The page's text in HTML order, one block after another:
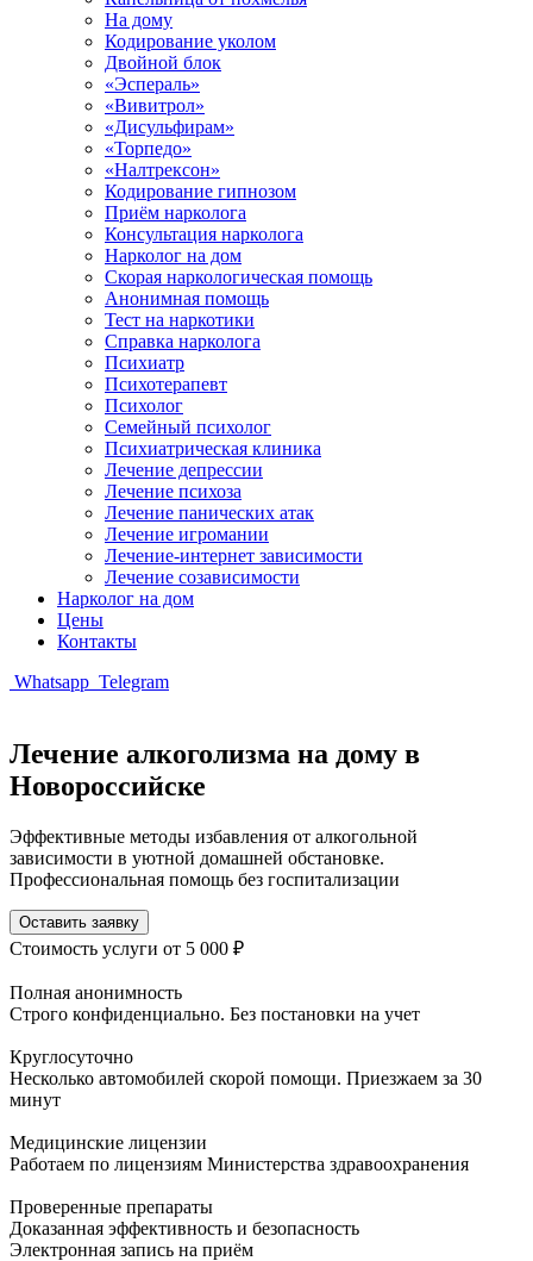
На дому
Кодирование уколом
Двойной блок
«Эспераль»
«Вивитрол»
«Дисульфирам»
«Торпедо»
«Налтрексон»
Кодирование гипнозом
Приём нарколога
Консультация нарколога
Нарколог на дом
Скорая наркологическая помощь
Анонимная помощь
Тест на наркотики
Справка нарколога
Психиатр
Психотерапевт
Психолог
Семейный психолог
Психиатрическая клиника
Лечение депрессии
Лечение психоза
Лечение панических атак
Лечение игромании
Лечение-интернет зависимости
Лечение созависимости
Нарколог на дом
Цены
Контакты
Whatsapp Telegram
Лечение алкоголизма на дому в
Новороссийске
Эффективные методы избавления от алкогольной
зависимости в уютной домашней обстановке.
Профессиональная помощь без госпитализации
Оставить заявку
Стоимость услуги от 5 000 ₽
Полная анонимность
Строго конфиденциально. Без постановки на учет
Круглосуточно
Несколько автомобилей скорой помощи. Приезжаем за 30
минут
Медицинские лицензии
Работаем по лицензиям Министерства здравоохранения
Проверенные препараты
Доказанная эффективность и безопасность
Электронная запись на приём